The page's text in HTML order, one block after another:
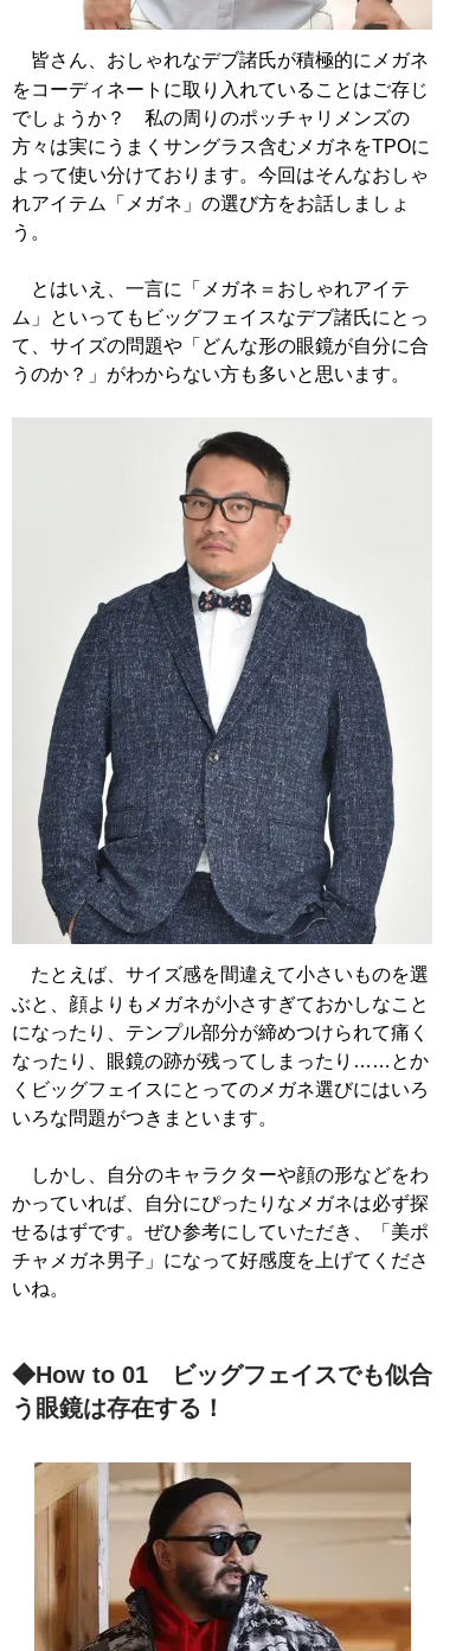
皆さん、おしゃれなデブ諸氏が積極的にメガネ
をコーディネートに取り入れていることはご存じ
でしょうか？ 私の周りのポッチャリメンズの
方々は実にうまくサングラス含むメガネをTPOに
よって使い分けております。今回はそんなおしゃ
れアイテム「メガネ」の選び方をお話しましょ
う。
とはいえ、一言に「メガネ＝おしゃれアイテ
ム」といってもビッグフェイスなデブ諸氏にとっ
て、サイズの問題や「どんな形の眼鏡が自分に合
うのか？」がわからない方も多いと思います。
たとえば、サイズ感を間違えて小さいものを選
ぶと、顔よりもメガネが小さすぎておかしなこと
になったり、テンプル部分が締めつけられて痛く
なったり、眼鏡の跡が残ってしまったり……とか
くビッグフェイスにとってのメガネ選びにはいろ
いろな問題がつきまといます。
しかし、自分のキャラクターや顔の形などをわ
かっていれば、自分にぴったりなメガネは必ず探
せるはずです。ぜひ参考にしていただき、「美ポ
チャメガネ男子」になって好感度を上げてくださ
いね。
◆How to 01 ビッグフェイスでも似合
う眼鏡は存在する！